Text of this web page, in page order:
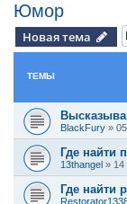
Юмор
Новая тема
ТЕМЫ
BlackFury »
Где найти
13thangel » 14
Где найти